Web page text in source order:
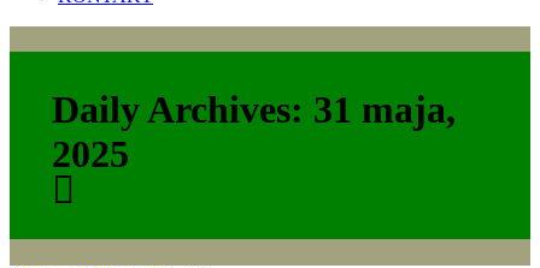
Daily Archives: 31 maja,
2025